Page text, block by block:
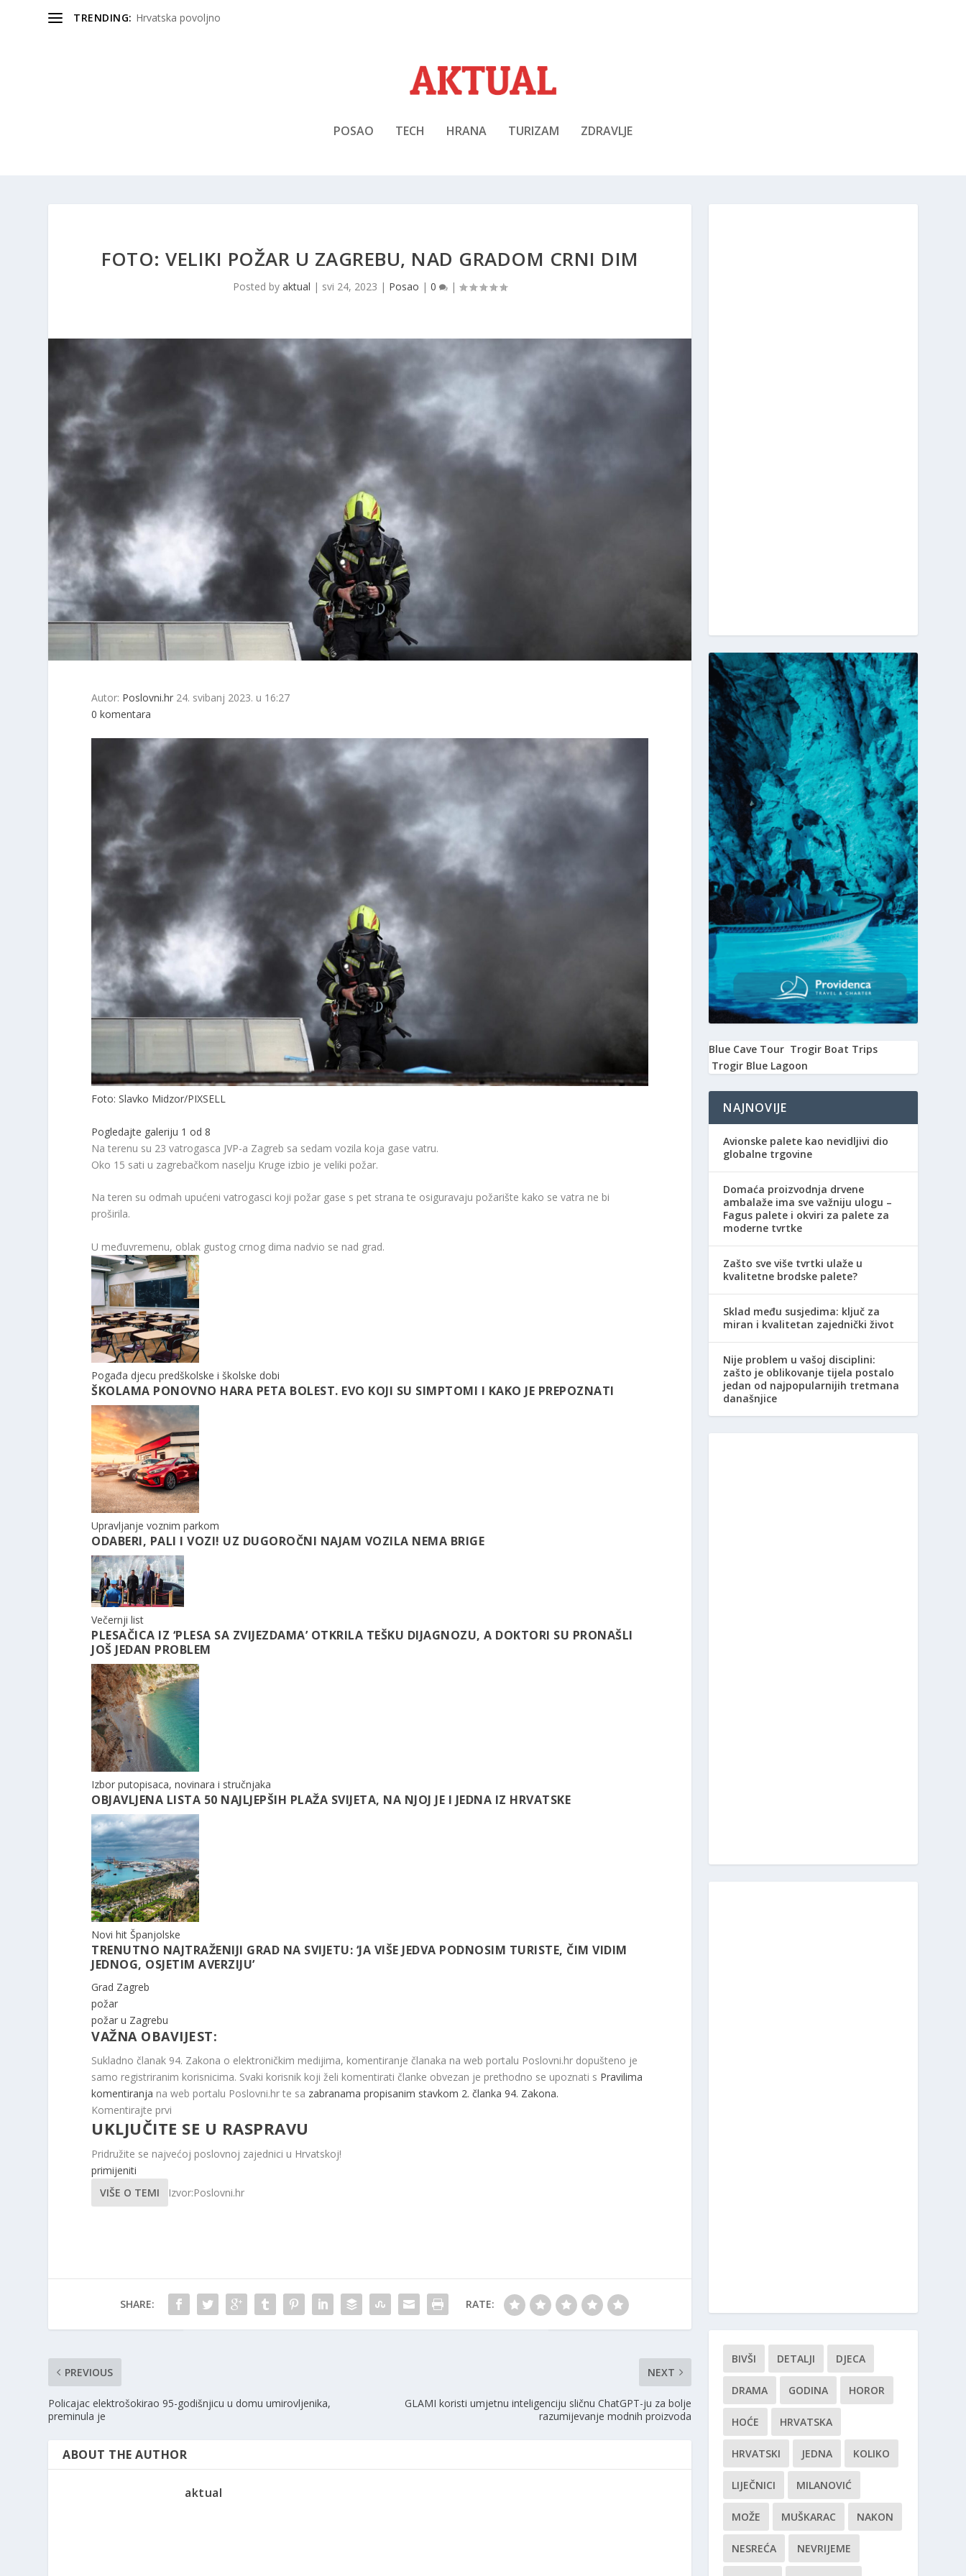
TRENDING: Hrvatska povoljno
POSAO TECH HRANA TURIZAM ZDRAVLJE
FOTO: VELIKI POŽAR U ZAGREBU, NAD GRADOM CRNI DIM
Posted byaktual | svi 24, 2023 | Posao |0 |
Autor: Poslovni.hr 24. svibanj 2023. u 16:27
0 komentara
Foto: Slavko Midzor/PIXSELL
Pogledajte galeriju 1 od 8
Na terenu su 23 vatrogasca JVP-a Zagreb sa sedam vozila koja gase vatru.
Oko 15 sati u zagrebačkom naselju Kruge izbio je veliki požar.
Na teren su odmah upućeni vatrogasci koji požar gase s pet strana te osiguravaju požarište kako se vatra ne bi
proširila.
U međuvremenu, oblak gustog crnog dima nadvio se nad grad.
Pogađa djecu predškolske i školske dobi
ŠKOLAMA PONOVNO HARA PETA BOLEST. EVO KOJI SU SIMPTOMI I KAKO JE PREPOZNATI
Upravljanje voznim parkom
ODABERI, PALI I VOZI! UZ DUGOROČNI NAJAM VOZILA NEMA BRIGE
Večernji list
PLESAČICA IZ ‘PLESA SA ZVIJEZDAMA’ OTKRILA TEŠKU DIJAGNOZU, A DOKTORI SU PRONAŠLI
JOŠ JEDAN PROBLEM
Izbor putopisaca, novinara i stručnjaka
OBJAVLJENA LISTA 50 NAJLJEPŠIH PLAŽA SVIJETA, NA NJOJ JE I JEDNA IZ HRVATSKE
Novi hit Španjolske
TRENUTNO NAJTRAŽENIJI GRAD NA SVIJETU: ‘JA VIŠE JEDVA PODNOSIM TURISTE, ČIM VIDIM
JEDNOG, OSJETIM AVERZIJU’
Grad Zagreb
požar
požar u Zagrebu
VAŽNA OBAVIJEST:
Sukladno članak 94. Zakona o elektroničkim medijima, komentiranje članaka na web portalu Poslovni.hr dopušteno je
samo registriranim korisnicima. Svaki korisnik koji želi komentirati članke obvezan je prethodno se upoznati s Pravilima
komentiranja na web portalu Poslovni.hr te sa zabranama propisanim stavkom 2. članka 94. Zakona.
Komentirajte prvi
UKLJUČITE SE U RASPRAVU
Pridružite se najvećoj poslovnoj zajednici u Hrvatskoj!
primijeniti
VIŠE O TEMI
Izvor:Poslovni.hr
SHARE: RATE:
PREVIOUS
Policajac elektrošokirao 95-godišnjicu u domu umirovljenika,
preminula je
NEXT
GLAMI koristi umjetnu inteligenciju sličnu ChatGPT-ju za bolje
razumijevanje modnih proizvoda
ABOUT THE AUTHOR
aktual
Blue Cave Tour Trogir Boat Trips
Trogir Blue Lagoon
NAJNOVIJE
Avionske palete kao nevidljivi dio
globalne trgovine
Domaća proizvodnja drvene
ambalaže ima sve važniju ulogu –
Fagus palete i okviri za palete za
moderne tvrtke
Zašto sve više tvrtki ulaže u
kvalitetne brodske palete?
Sklad među susjedima: ključ za
miran i kvalitetan zajednički život
Nije problem u vašoj disciplini:
zašto je oblikovanje tijela postalo
jedan od najpopularnijih tretmana
današnjice
BIVŠI DETALJI DJECA
DRAMA GODINA HOROR
HOĆE HRVATSKA
HRVATSKI JEDNA KOLIKO
LIJEČNICI MILANOVIĆ
MOŽE MUŠKARAC NAKON
NESREĆA NEVRIJEME